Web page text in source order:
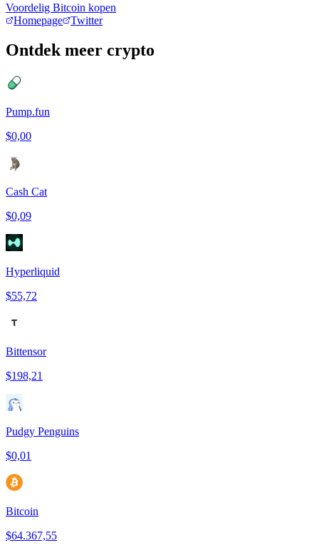
Voordelig Bitcoin kopen
Homepage
Twitter
Ontdek meer crypto
Pump.fun
$0,00
Cash Cat
$0,09
Hyperliquid
$55,72
Bittensor
$198,21
Pudgy Penguins
$0,01
Bitcoin
$64.367,55